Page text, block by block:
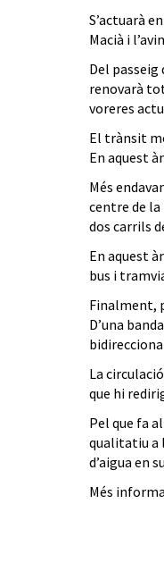
S’actuarà
Macià i
Del
renovarà
voreres
El trànsit
En aquest
Més
centre de
dos carrils
En aquest
bus i
Finalment,
D’una
La
que hi
Pel que fa
qualitatiu a
d’aigua en
Més